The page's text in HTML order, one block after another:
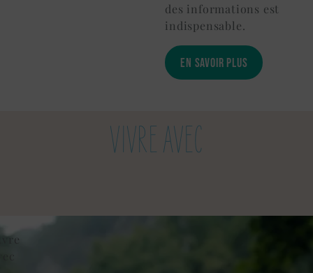
des informations est
indispensable.
EN SAVOIR PLUS
VIVRE AVEC